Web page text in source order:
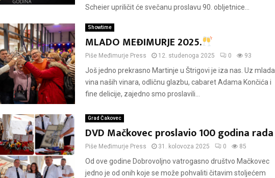
Scheier upriličit će svečanu proslavu 90. obljetnice...
Showtime
MLADO MEĐIMURJE 2025.
Piše Međimurje Press 12. studenoga 2025 0 93
Još jedno prekrasno Martinje u Štrigovi je iza nas. Uz mlada
vina naših vinara, odličnu glazbu, cabaret Adama Končića i
fine delicije, zajedno smo proslavili...
Grad Čakovec
DVD Mačkovec proslavio 100 godina rada
Piše Međimurje Press 31. kolovoza 2025 0 85
Od ove godine Dobrovoljno vatrogasno društvo Mačkovec
jedno je od onih koje se može pohvaliti čitavim stoljećem